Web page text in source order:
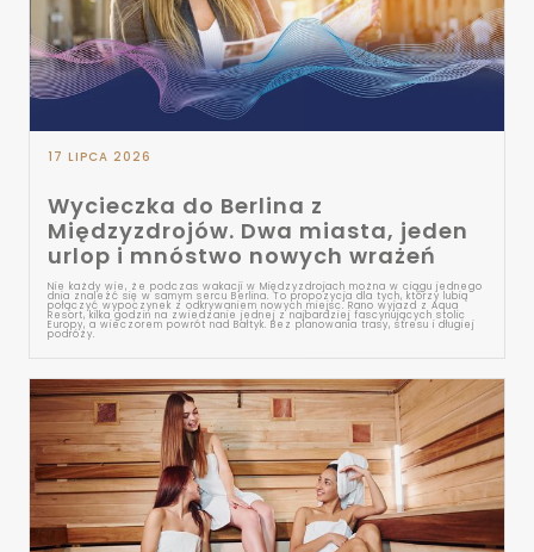
17 LIPCA 2026
Wycieczka do Berlina z
Międzyzdrojów. Dwa miasta, jeden
urlop i mnóstwo nowych wrażeń
Nie każdy wie, że podczas wakacji w Międzyzdrojach można w ciągu jednego
dnia znaleźć się w samym sercu Berlina. To propozycja dla tych, którzy lubią
połączyć wypoczynek z odkrywaniem nowych miejsc. Rano wyjazd z Aqua
Resort, kilka godzin na zwiedzanie jednej z najbardziej fascynujących stolic
Europy, a wieczorem powrót nad Bałtyk. Bez planowania trasy, stresu i długiej
podróży.